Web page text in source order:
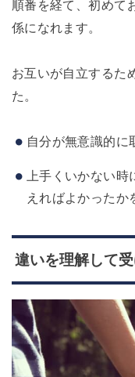
順番を経て、初めて
係になれます。
お互いが自立するた
た。
自分が無意識的に
上手くいかない
えればよかったか
違いを理解して